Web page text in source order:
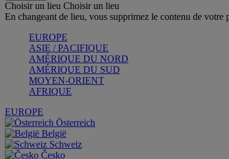
Choisir un lieu Choisir un lieu
En changeant de lieu, vous supprimez le contenu de votre
EUROPE
ASIE / PACIFIQUE
AMÉRIQUE DU NORD
AMÉRIQUE DU SUD
MOYEN-ORIENT
AFRIQUE
EUROPE
Österreich
België
Schweiz
Česko